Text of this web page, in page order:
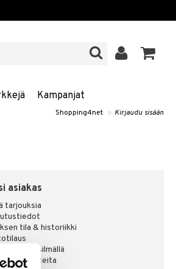
Kampanjat
Shopping4net » Kirjaudu sisään
asiakas
tarjouksia
tila & historiikki
tuotteita silmällä
tuotteita